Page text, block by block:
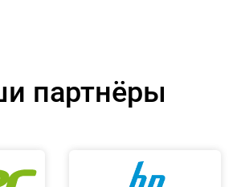
партнёры